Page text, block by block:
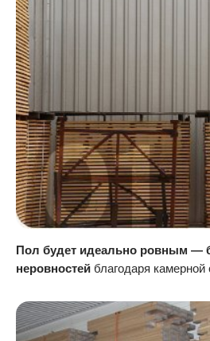
Пол будет идеально ровным —
неровностей благодаря камерной